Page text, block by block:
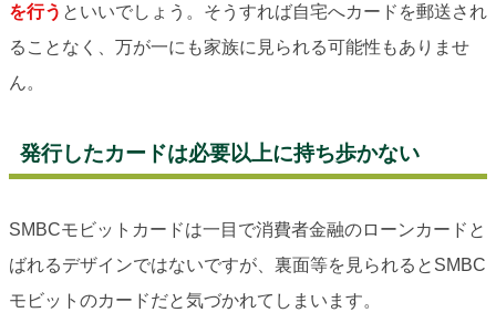
を行う といいでしょう。そうすれば自宅へカードを郵送され
ることなく、万が一にも家族に見られる可能性もありませ
ん。
発行したカードは必要以上に持ち歩かない
SMBCモビットカードは一目で消費者金融のローンカードと
ばれるデザインではないですが、裏面等を見られるとSMBC
モビットのカードだと気づかれてしまいます。